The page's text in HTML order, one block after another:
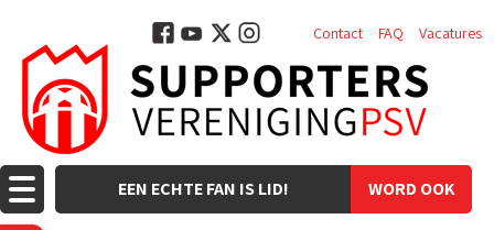
WORD OOK
EEN ECHTE FAN IS LID!
Contact FAQ Vacatures